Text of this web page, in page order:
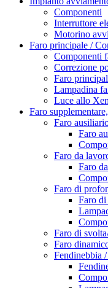
Componenti
Interruttore
Motorino
Faro principale /
Componenti
Correzione
Faro
Lampadina
Luce allo
Faro
Faro
Faro
Faro da
Faro
Faro di
Faro
Faro di
Faro
Fendinebbia